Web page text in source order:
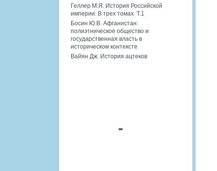
Геллер М.Я. История Российской
империи. В трех томах. Т.1
Босин Ю.В. Афганистан:
полиэтническое общество и
государственная власть в
историческом контексте
Вайян Дж. История ацтеков